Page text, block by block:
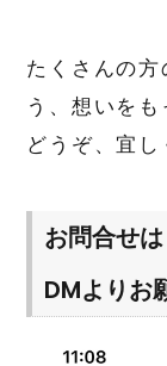
たくさんの
う、想いをも
どうぞ、宜し
お問合せ
DMよりお